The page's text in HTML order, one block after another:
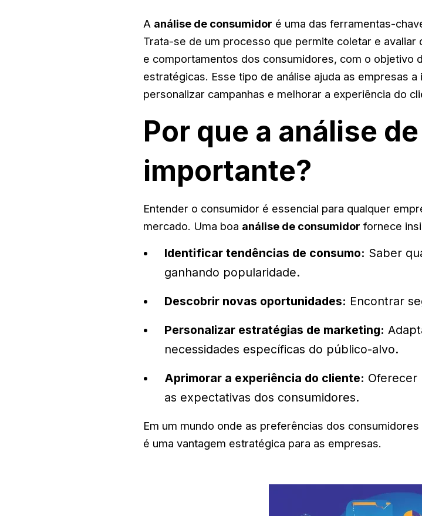
A análise de consumidor é uma das ferramentas-
Trata-se de um processo que permite coletar e
e comportamentos dos consumidores, com o objetivo
estratégicas. Esse tipo de análise ajuda as empresas
personalizar campanhas e melhorar a experiência do
Por que a análise
importante?
Entender o consumidor é essencial para qualquer
mercado. Uma boa análise de consumidor fornece
Identificar tendências de consumo: Saber
ganhando popularidade.
Descobrir novas oportunidades: Encontrar
Personalizar estratégias de marketing:
necessidades específicas do público-alvo.
Aprimorar a experiência do cliente: Oferecer
as expectativas dos consumidores.
Em um mundo onde as preferências dos
é uma vantagem estratégica para as empresas.